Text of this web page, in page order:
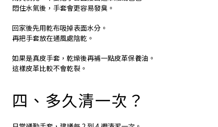
悶住水氣後，手套會更容易發臭。
回家後先用乾布吸掉表面水分。
再把手套放在通風處陰乾。
如果是真皮手套，乾燥後再補一點皮革保養油。
這樣皮革比較不會乾裂。
四、多久清一次？